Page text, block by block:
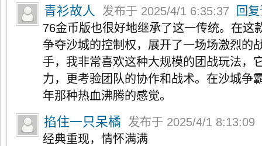
青衫故人 发布于 2025/4/1 6:35:37
回
76金币版也很好地继承了这一传统。在这
争夺沙城的控制权，展开了一场场激烈的
手，我非常喜欢这种大规模的团战玩法，
力，更考验团队的协作和战术。在沙城争
年那种热血沸腾的感觉。
掐住一只呆橘
发布于 2025/4/1 8:13:09
经典重现，情怀满满